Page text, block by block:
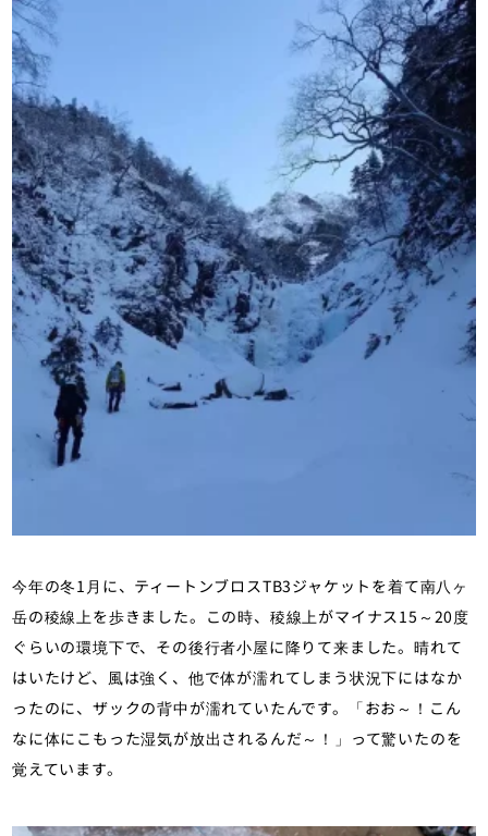
今年の冬1月に、ティートンブロスTB3ジャケットを着て南八ヶ
岳の稜線上を歩きました。この時、稜線上がマイナス15～20度
ぐらいの環境下で、その後行者小屋に降りて来ました。晴れて
はいたけど、風は強く、他で体が濡れてしまう状況下にはなか
ったのに、ザックの背中が濡れていたんです。「おお～！こん
なに体にこもった湿気が放出されるんだ～！」って驚いたのを
覚えています。